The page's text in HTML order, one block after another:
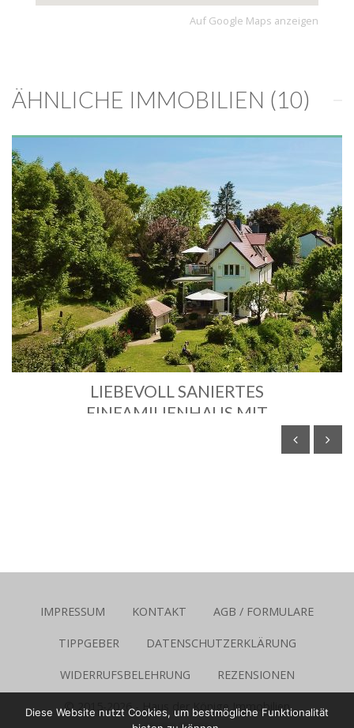
Auf Google Maps anzeigen
ÄHNLICHE IMMOBILIEN (10)
LIEBEVOLL SANIERTES
EINFAMILIENHAUS MIT
TRAUMGARTEN IN UNVERBAUBARER,
NATURNAHER WOHNLAGE
1.490.000€
IMPRESSUM KONTAKT AGB / FORMULARE
TIPPGEBER DATENSCHUTZERKLÄRUNG
WIDERRUFSBELEHRUNG REZENSIONEN
© 2015-2026 - Haus der Könige Immobilien
Diese Website nutzt Cookies, um bestmögliche Funktionalität